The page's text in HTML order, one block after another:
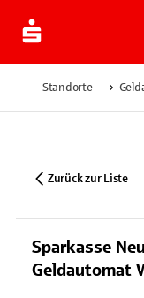
Standorte
Zurück zur Liste
Sparkasse
Geldautomat